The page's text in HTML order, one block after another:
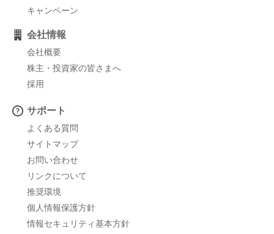
キャンペーン
会社情報
会社概要
株主・投資家の皆さまへ
採用
サポート
よくある質問
サイトマップ
お問い合わせ
リンクについて
推奨環境
個人情報保護方針
情報セキュリティ基本方針